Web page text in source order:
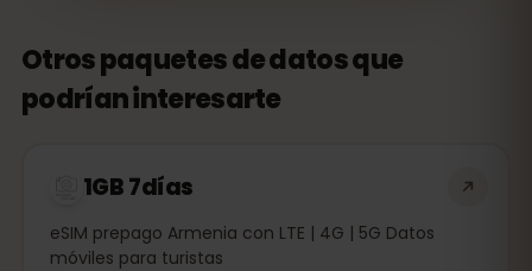
Otros paquetes de datos que
podrían interesarte
1GB 7días
eSIM prepago Armenia con LTE | 4G | 5G Datos
móviles para turistas